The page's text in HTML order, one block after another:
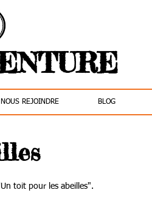
NOUS REJOINDRE BLOG
toit pour les abeilles".